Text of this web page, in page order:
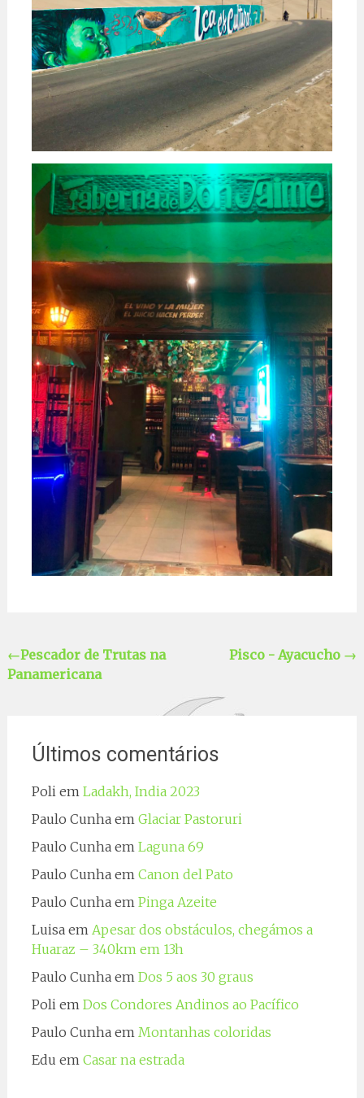
←Pescador de Trutas na
Panamericana
Pisco - Ayacucho →
Últimos comentários
Poli em Ladakh, India 2023
Paulo Cunhaem Glaciar Pastoruri
Paulo Cunhaem Laguna 69
Paulo Cunhaem Canon del Pato
Paulo Cunhaem Pinga Azeite
Luisaem Apesar dos obstáculos, chegámos a
Huaraz – 340km em 13h
Paulo Cunhaem Dos 5 aos 30 graus
Poli em Dos Condores Andinos ao Pacífico
Paulo Cunhaem Montanhas coloridas
Edu em Casar na estrada